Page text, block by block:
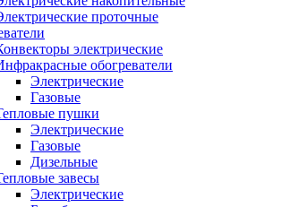
проточные
электрические
обогреватели
Электрические
Газовые
пушки
Электрические
Газовые
Дизельные
завесы
Электрические